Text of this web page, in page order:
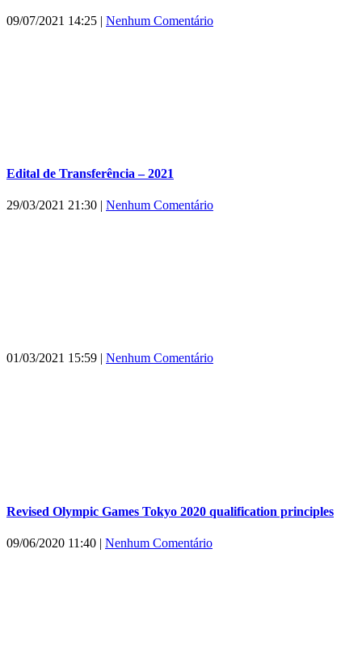
09/07/2021 14:25 | Nenhum Comentário
Edital de Transferência – 2021
29/03/2021 21:30 | Nenhum Comentário
01/03/2021 15:59 | Nenhum Comentário
Revised Olympic Games Tokyo 2020 qualification principles
09/06/2020 11:40 | Nenhum Comentário